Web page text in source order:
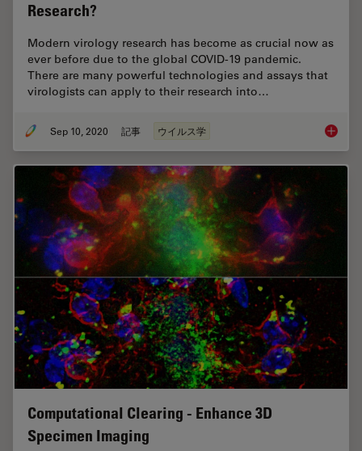
Research?
Modern virology research has become as crucial now as
ever before due to the global COVID-19 pandemic.
There are many powerful technologies and assays that
virologists can apply to their research into…
Sep 10, 2020 記事 ウイルス学 How
Computational Clearing - Enhance 3D
Specimen Imaging